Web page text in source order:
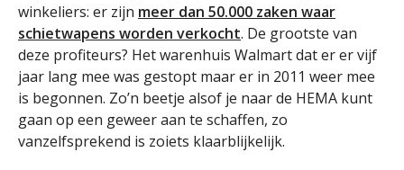
winkeliers: er zijn meer dan 50.000 zaken waar
schietwapens worden verkocht. De grootste van
deze profiteurs? Het warenhuis Walmart dat er er vijf
jaar lang mee was gestopt maar er in 2011 weer mee
is begonnen. Zo’n beetje alsof je naar de HEMA kunt
gaan op een geweer aan te schaffen, zo
vanzelfsprekend is zoiets klaarblijkelijk.